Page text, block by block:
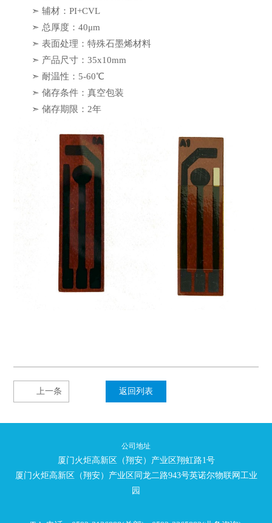
➣ 辅材：PI+CVL
➣ 总厚度：40μm
➣ 表面处理：特殊石墨烯材料
➣ 产品尺寸：35x10mm
➣ 耐温性：5-60℃
➣ 储存条件：真空包装
➣ 储存期限：2年
上一条 返回列表
公司地址
厦门火炬高新区（翔安）产业区翔虹路1号
厦门火炬高新区（翔安）产业区同龙二路943号英诺尔物联网工业
园